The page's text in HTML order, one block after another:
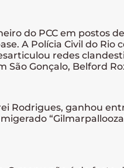
do PCC em postos
A Polícia Civil do Rio
redes
Gonçalo, Belford
Rodrigues, ganhou